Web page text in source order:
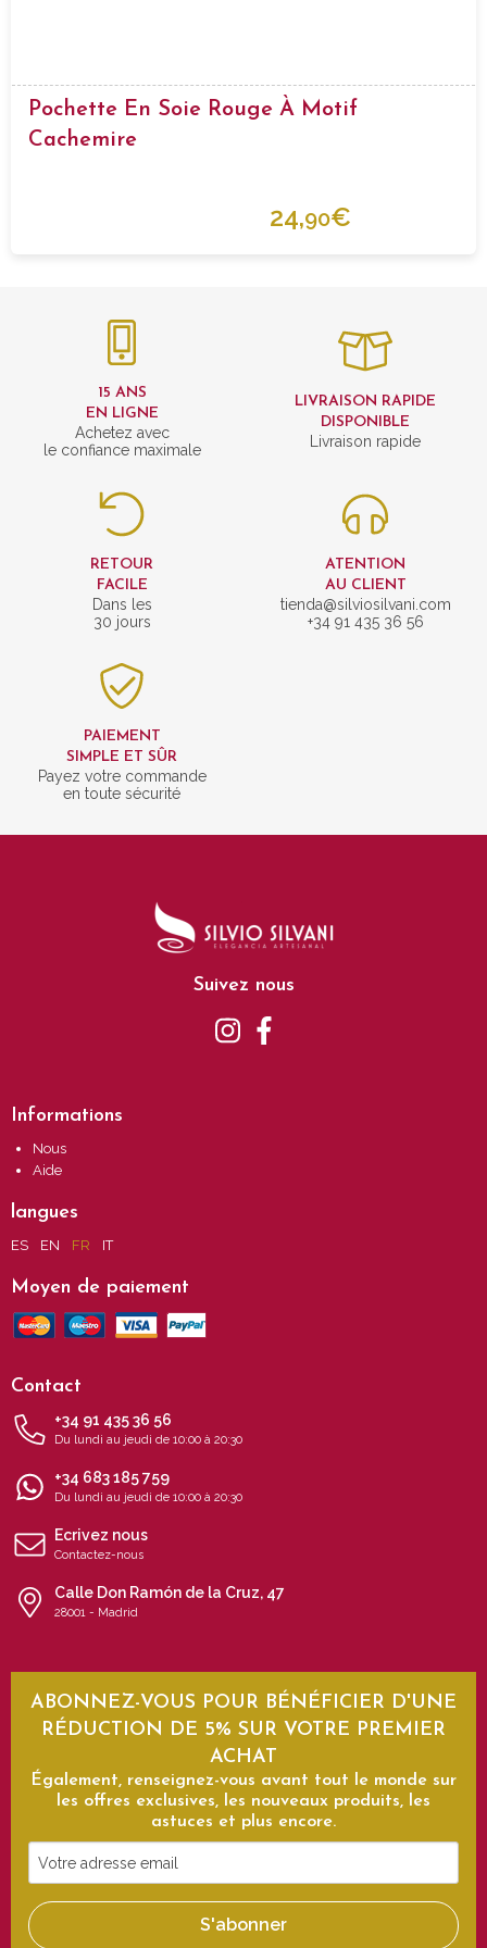
Pochette En Soie Rouge À Motif
Cachemire
24,90€
15 ANS
EN LIGNE
Achetez avec
le confiance maximale
LIVRAISON RAPIDE
DISPONIBLE
Livraison rapide
RETOUR
FACILE
Dans les
30 jours
ATENTION
AU CLIENT
tienda@silviosilvani.com
+34 91 435 36 56
PAIEMENT
SIMPLE ET SÛR
Payez votre commande
en toute sécurité
Suivez nous
Informations
Nous
Aide
langues
ES EN FR IT
Moyen de paiement
Contact
+34 91 435 36 56
Du lundi au jeudi de 10:00 à 20:30
+34 683 185 759
Du lundi au jeudi de 10:00 à 20:30
Ecrivez nous
Contactez-nous
Calle Don Ramón de la Cruz, 47
28001 - Madrid
ABONNEZ-VOUS POUR BÉNÉFICIER D'UNE
RÉDUCTION DE 5% SUR VOTRE PREMIER
ACHAT
Également, renseignez-vous avant tout le monde sur
les offres exclusives, les nouveaux produits, les
astuces et plus encore.
Votre
adresse
email
S'abonner